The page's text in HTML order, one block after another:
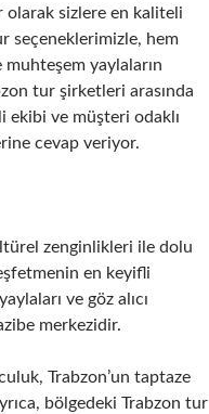
olarak sizlere en kaliteli
seçeneklerimizle, hem
muhteşem yaylaların
tur şirketleri arasında
ekibi ve müşteri odaklı
cevap veriyor.
zenginlikleri ile dolu
en keyifli
ve göz alıcı
merkezidir.
Trabzon’un taptaze
bölgedeki Trabzon tur